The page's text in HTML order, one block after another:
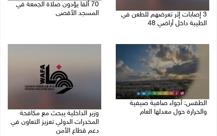
3 إصابات إثر تعرضهم للطعن في
الطيبة داخل أراضي 48
70 ألفا يؤدون صلاة الجمعة في
المسجد الأقصى
الطقس: أجواء صافية صيفية
والحرارة حول معدلها العام
وزير الداخلية يبحث مع مكافحة
المخدرات الدولي تعزيز التعاون في
دعم قطاع الأمن